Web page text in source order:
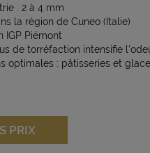
: 2 à 4 mm
la région de Cuneo (Italie)
IGP Piémont
de torréfaction intensifie
optimales : pâtisseries et
PRIX